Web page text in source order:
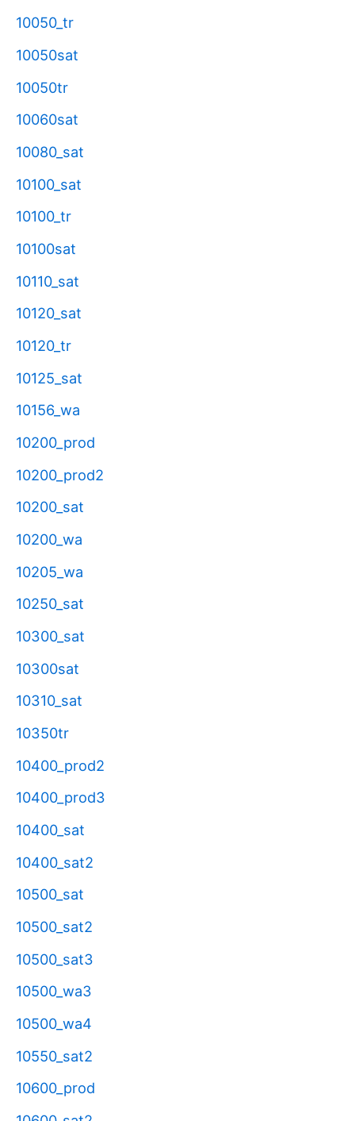
10050_tr
10050sat
10050tr
10060sat
10080_sat
10100_sat
10100_tr
10100sat
10110_sat
10120_sat
10120_tr
10125_sat
10156_wa
10200_prod
10200_prod2
10200_sat
10200_wa
10205_wa
10250_sat
10300_sat
10300sat
10310_sat
10350tr
10400_prod2
10400_prod3
10400_sat
10400_sat2
10500_sat
10500_sat2
10500_sat3
10500_wa3
10500_wa4
10550_sat2
10600_prod